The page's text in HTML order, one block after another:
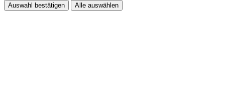
Auswahl bestätigen Alle auswählen